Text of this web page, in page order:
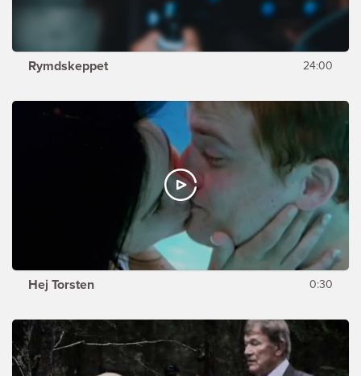
Rymdskeppet 24:00
Hej Torsten 0:30